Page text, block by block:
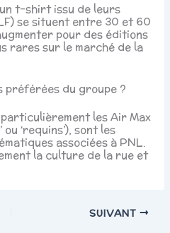
t-shirt issu de leurs
se situent entre 30 et 60
pour des éditions
rares sur le marché de la
préférées du groupe ?
les Air Max
ou ‘requins’), sont les
associées à PNL.
la culture de la rue et
SUIVANT